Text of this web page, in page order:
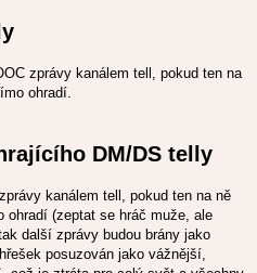
zprávy kanálem tell, pokud ten na
ohradí.
DM/DS telly
kanálem tell, pokud ten na ně
ohradí (zeptat se hráč muže, ale
další zprávy budou brány jako
posuzován jako vážnější,